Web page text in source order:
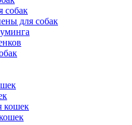
собак
для собак
кошек